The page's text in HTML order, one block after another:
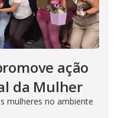
ação
da Mulher
mulheres no ambiente